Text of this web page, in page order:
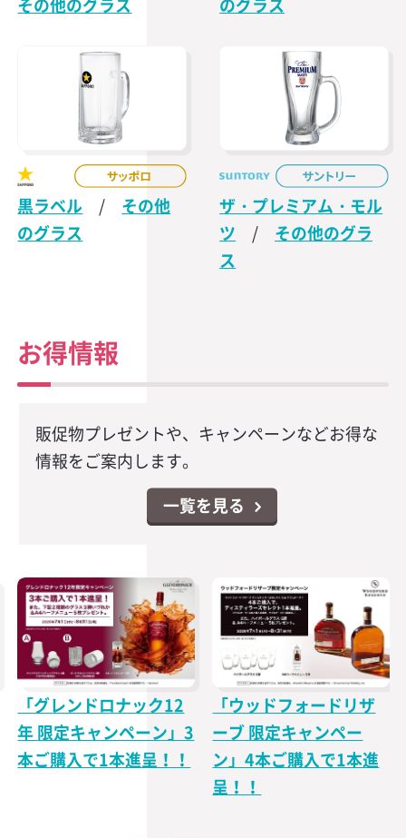
その他のグラス
のグラス
黒ラベル /
その他
のグラス
ザ・プレミアム・モル
ツ
/
その他のグラ
ス
お得情報
販促物プレゼントや、キャンペーンなどお得な
情報をご案内します。
一覧を見る
「グレンドロナック12
年 限定キャンペーン」3
本ご購入で1本進呈！！
「ウッドフォードリザ
ーブ 限定キャンペー
ン」4本ご購入で1本進
呈！！